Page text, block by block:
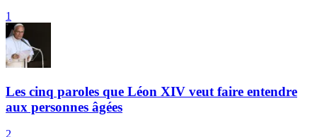
1
Les cinq paroles que Léon XIV veut faire entendre
aux personnes âgées
2